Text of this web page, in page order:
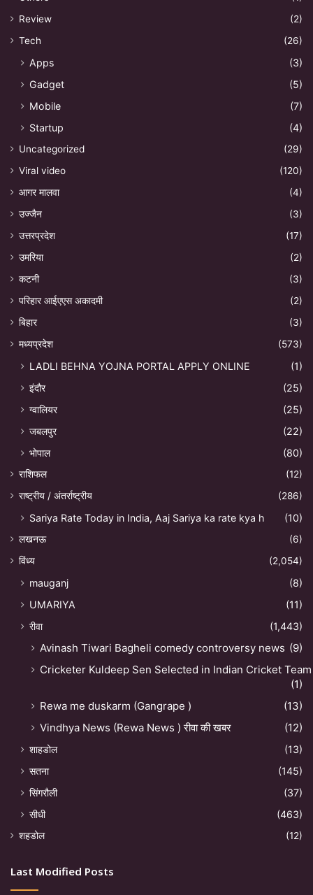
Review
(2)
Tech
(26)
Apps
(3)
Gadget
(5)
Mobile
(7)
Startup
(4)
Uncategorized
(29)
Viral video
(120)
आगर मालवा
(4)
उज्जैन
(3)
उत्तरप्रदेश
(17)
उमरिया
(2)
कटनी
(3)
परिहार आईएएस अकादमी
(2)
बिहार
(3)
मध्यप्रदेश
(573)
LADLI BEHNA YOJNA PORTAL APPLY ONLINE
(1)
इंदौर
(25)
ग्वालियर
(25)
जबलपुर
(22)
भोपाल
(80)
राशिफल
(12)
राष्ट्रीय / अंतर्राष्ट्रीय
(286)
Sariya Rate Today in India, Aaj Sariya ka rate kya h (10)
लखनऊ
(6)
विंध्य
(2,054)
mauganj
(8)
UMARIYA
(11)
रीवा
(1,443)
Avinash Tiwari Bagheli comedy controversy news (9)
Cricketer Kuldeep Sen Selected in Indian Cricket Team
(1)
Rewa me duskarm (Gangrape )
(13)
Vindhya News (Rewa News ) रीवा की खबर
(12)
शाहडोल
(13)
सतना
(145)
सिंगरौली
(37)
सीधी
(463)
शहडोल (12)
Last Modified Posts